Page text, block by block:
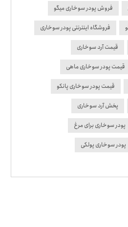
فروش پودر سوخاری میگو
فروشگاه اینترنتی پودر سوخاری
قیمت آرد سوخاری
قیمت پودر سوخاری ماهی
قیمت پودر سوخاری پانکو
پخش آرد سوخاری
پودر سوخاری برای مرغ
پودر سوخاری پولکی